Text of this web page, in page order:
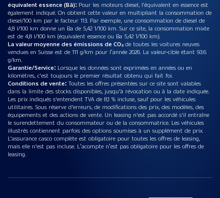
équivalent essence (Bä): Pour les moteurs diesel, l'équivalent en essence est
également indiqué. On obtient cette valeur en multipliant la consommation de
diesel/100 km par le facteur 113. Par exemple, une consommation de diesel de
4,8 l/100 km donne un Ba de 5,42 1/100 km. Sur ce site, la consommation mixte
est de 4,8 l/100 km (équivalent essence ou Ba 5,42 1/100 km).
La valeur moyenne des émissions de CO₂de toutes les voitures neuves
vendues en Suisse est de 111 g/km pour l’année 2026. La valeur-cible étant 93.6
g/km.
Garantie/Service: Lorsque les données sont exprimées en années ou en
kilomètres, c'est toujours le premier résultat obtenu qui fait foi.
Conditions de vente: Toutes les offres présentées sur ce site sont valables
dans la limite des stocks disponibles, jusqu'à révocation ou à la date indiquée.
Les prix indiqués s'entendent TVA de 8,1 % incluse, sauf pour les véhicules
utilitaires. Sous réserve d'erreurs, de modifications des prix, des modèles, des
équipements et des actions de vente. Un leasing n'est pas accordé s'il entraîne
le surendettement du consommateur ou de la consommatrice. Les véhicules
illustrés contiennent parfois des options soumises à un supplément de prix.
L'assurance casco complète est obligatoire pour toutes les offres de leasing,
mais elle n'est pas incluse. L’acompte n’est pas obligatoire pour les offres de
leasing.